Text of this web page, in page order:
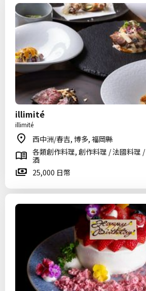
illimité
illimité
西中洲/春吉, 博多, 福岡縣
各類創作料理, 創作料理 / 法國料理
酒
25,000 日幣